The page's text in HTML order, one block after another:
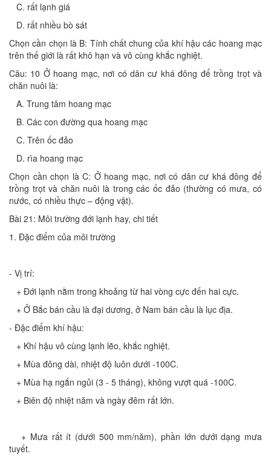
C. rất lạnh giá
D. rất nhiều bò sát
Chọn cần chọn là B: Tính chất chung của khí hậu các hoang mạc
trên thế giới là rất khô hạn và vô cùng khắc nghiệt.
Câu: 10 Ở hoang mạc, nơi có dân cư khá đông để trồng trọt và
chăn nuôi là:
A. Trung tâm hoang mạc
B. Các con đường qua hoang mạc
C. Trên ốc đảo
D. rìa hoang mạc
Chọn cần chọn là C: Ở hoang mạc, nơi có dân cư khá đông để
trồng trọt và chăn nuôi là trong các ốc đảo (thường có mưa, có
nước, có nhiều thực – động vật).
Bài 21: Môi trường đới lạnh hay, chi tiết
1. Đặc điểm của môi trường
- Vị trí:
+ Đới lạnh nằm trong khoảng từ hai vòng cực đến hai cực.
+ Ở Bắc bán cầu là đại dương, ở Nam bán cầu là lục địa.
- Đặc điểm khí hậu:
+ Khí hậu vô cùng lạnh lẽo, khắc nghiệt.
+ Mùa đông dài, nhiệt độ luôn dưới -100C.
+ Mùa hạ ngắn ngủi (3 - 5 tháng), không vượt quá -100C.
+ Biên độ nhiệt năm và ngày đêm rất lớn.
+ Mưa rất ít (dưới 500 mm/năm), phần lớn dưới dạng mưa
tuyết.